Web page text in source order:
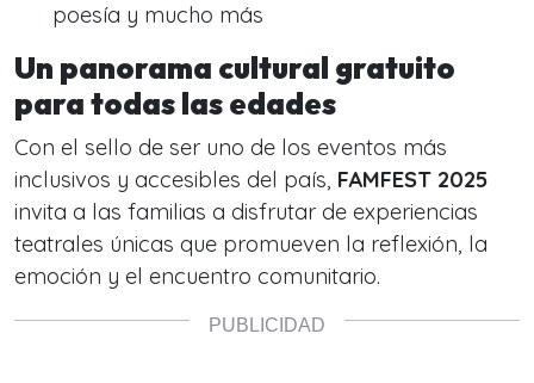
poesía y mucho más
Un panorama cultural gratuito
para todas las edades
Con el sello de ser uno de los eventos más
inclusivos y accesibles del país, FAMFEST 2025
invita a las familias a disfrutar de experiencias
teatrales únicas que promueven la reflexión, la
emoción y el encuentro comunitario.